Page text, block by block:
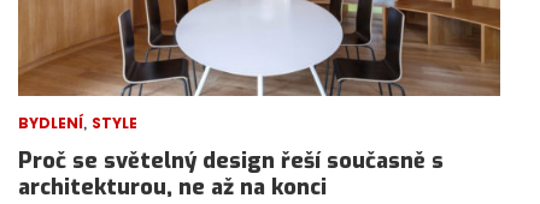
BYDLENÍ, STYLE
Proč se světelný design řeší současně s
architekturou, ne až na konci